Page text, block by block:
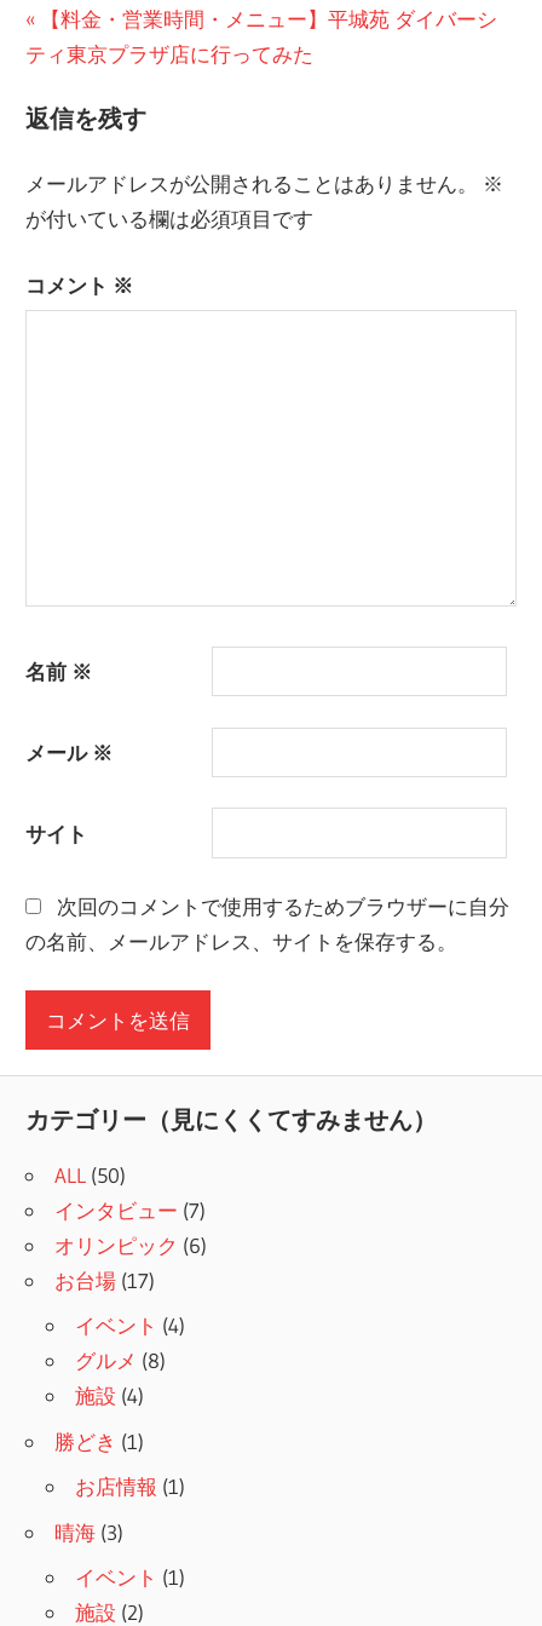
投
稿
ナ
ゲ
シ
前
の
事:
【料金・営業時間・メニュー】平城苑 ダイバーシ
ティ東京プラザ店に行ってみた
返信を残す
メールアドレスが公開されることはありません。
※
が付いている欄は必須項目です
コメント ※
名前 ※
メール ※
サイト
次回のコメントで使用するためブラウザーに自分
の名前、メールアドレス、サイトを保存する。
カテゴリー（見にくくてすみません）
ALL (50)
インタビュー (7)
オリンピック (6)
お台場 (17)
イベント (4)
グルメ (8)
施設 (4)
勝どき (1)
お店情報 (1)
晴海 (3)
イベント (1)
施設 (2)